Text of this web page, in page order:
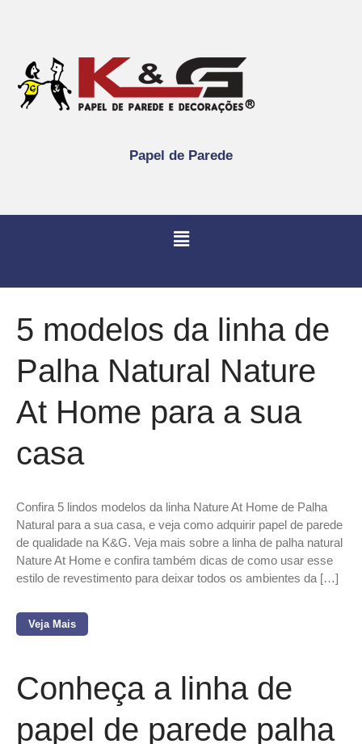
Papel de Parede
5 modelos da linha de
Palha Natural Nature
At Home para a sua
casa
Confira 5 lindos modelos da linha Nature At Home de Palha
Natural para a sua casa, e veja como adquirir papel de parede
de qualidade na K&G. Veja mais sobre a linha de palha natural
Nature At Home e confira também dicas de como usar esse
estilo de revestimento para deixar todos os ambientes da […]
Veja Mais
Conheça a linha de
papel de parede palha